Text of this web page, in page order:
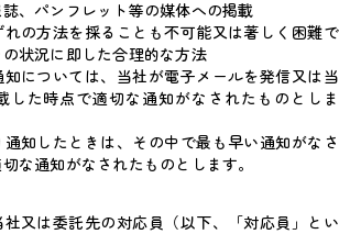
、パンフレット等の媒体への掲載
方法を採ることも不可能又は著しく困難で
状況に即した合理的な方法
については、当社が電子メールを発信又は当
した時点で適切な通知がなされたものとしま
知したときは、その中で最も早い通知がなさ
な通知がなされたものとします。
社又は委託先の対応員（以下、「対応員」とい